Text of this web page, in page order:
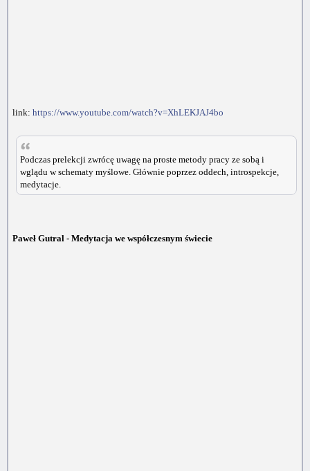
link: https://www.youtube.com/watch?v=XhLEKJAJ4bo
Podczas prelekcji zwrócę uwagę na proste metody pracy ze sobą i
wglądu w schematy myślowe. Głównie poprzez oddech, introspekcje,
medytacje.
Paweł Gutral - Medytacja we współczesnym świecie